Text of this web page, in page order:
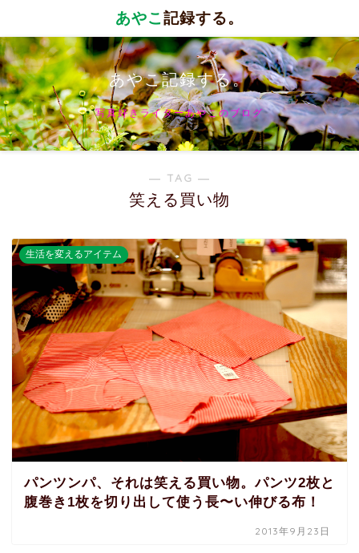
あやこ記録する。
あやこ記録する。
写真好きライターあやこのブログ
― TAG ―
笑える買い物
生活を変えるアイテム
パンツンパ、それは笑える買い物。パンツ2枚と
腹巻き1枚を切り出して使う長〜い伸びる布！
2013年9月23日